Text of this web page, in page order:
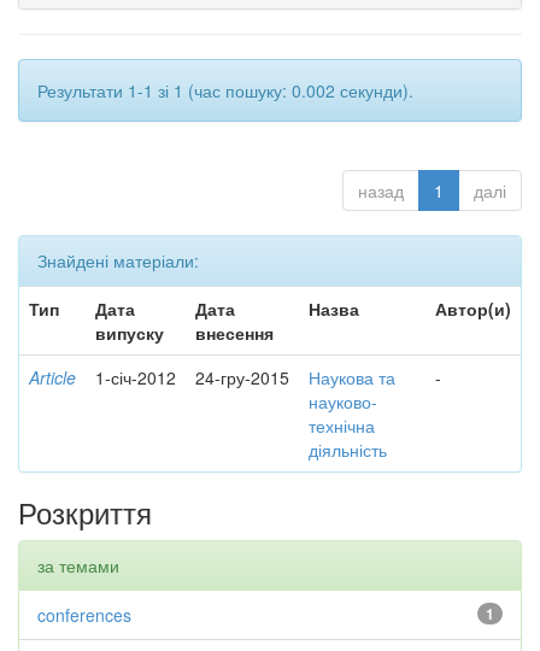
Результати 1-1 зі 1 (час пошуку: 0.002 секунди).
назад 1 далі
Знайдені матеріали:
Тип
Дата
випуску
Дата
внесення
Назва Автор(и)
Article 1-січ-2012 24-гру-2015
Наукова та
науково-
технічна
діяльність
-
Розкриття
за темами
1
conferences